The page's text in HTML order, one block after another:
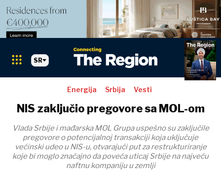
SR
Energija Srbija Vesti
NIS zaključio pregovore sa MOL-om
Vlada Srbije i mađarska MOL Grupa uspešno su zaključile
pregovore o potencijalnoj transakciji koja uključuje
većinski udeo u NIS-u, otvarajući put za restrukturiranje
koje bi moglo značajno da poveća uticaj Srbije na najveću
naftnu kompaniju u zemlji